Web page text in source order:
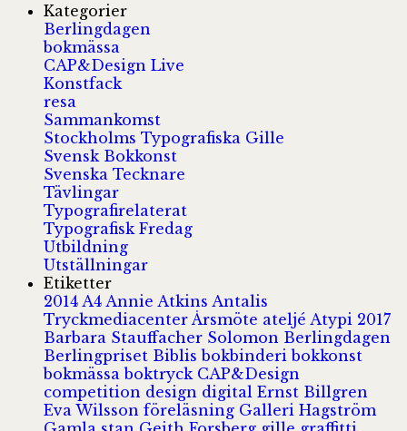
Kategorier
Berlingdagen
bokmässa
CAP&Design Live
Konstfack
resa
Sammankomst
Stockholms Typografiska Gille
Svensk Bokkonst
Svenska Tecknare
Tävlingar
Typografirelaterat
Typografisk Fredag
Utbildning
Utställningar
Etiketter
2014 A4 Annie Atkins Antalis
Tryckmediacenter Årsmöte ateljé Atypi 2017
Barbara Stauffacher Solomon Berlingdagen
Berlingpriset Biblisbokbinderibokkonst
bokmässaboktryck CAP&Design
competition design digital Ernst Billgren
Eva Wilsson föreläsning Galleri Hagström